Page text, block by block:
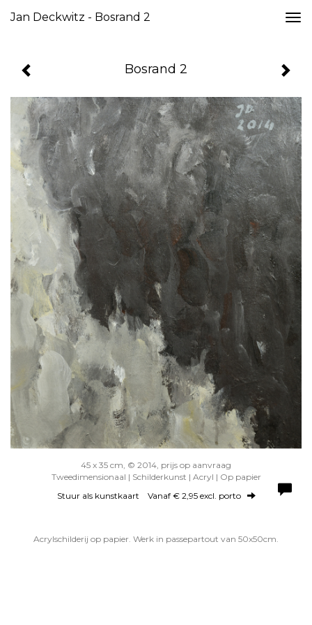
Jan Deckwitz - Bosrand 2
Bosrand 2
45 x 35 cm, © 2014, prijs op aanvraag
Tweedimensionaal | Schilderkunst | Acryl | Op papier
Stuur als kunstkaart Vanaf € 2,95 excl. porto
Acrylschilderij op papier. Werk in passepartout van 50x50cm.